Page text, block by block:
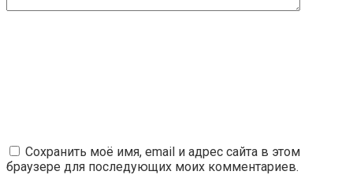
Сохранить моё имя, email и адрес сайта в этом
браузере для последующих моих комментариев.